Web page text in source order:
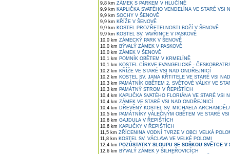
9,8 km ZÁMEK S PARKEM V HLUČÍNĚ
9,9 km KAPLIČKA SVATÉHO VENDELÍNA VE STARÉ VSI
9,9 km SOCHY V ŠENOVĚ
9,9 km KŘÍŽE V ŠENOVĚ
9,9 km KOSTEL PROZŘETELNOSTI BOŽÍ V ŠENOVĚ
9,9 km KOSTEL SV. VAVŘINCE V PASKOVĚ
10,0 km ZÁMECKÝ PARK V ŠENOVĚ
10,0 km BÝVALÝ ZÁMEK V PASKOVĚ
10,0 km ZÁMEK V ŠENOVĚ
10,1 km POMNÍK OBĚTEM V KRMELÍNĚ
10,1 km KOSTEL CÍRKVE EVANGELICKÉ -
10,2 km KŘÍŽE VE STARÉ VSI NAD ONDŘEJNICÍ
10,2 km KOSTEL SV. JANA KŘTITELE VE STARÉ VSI
10,3 km PAMÁTNÍK OBĚTEM 2. SVĚTOVÉ VÁLKY VE
10,3 km PAMÁTNÝ STROM V ŘEPIŠTÍCH
10,4 km KAPLIČKA SVATÉHO FLORIÁNA VE STARÉ VSI
10,4 km ZÁMEK VE STARÉ VSI NAD ONDŘEJNICÍ
10,4 km DŘEVĚNÝ KOSTEL SV. MICHAELA
10,5 km PAMÁTNÍKY VÁLEČNÝM OBĚTEM VE STARÉ
10,6 km GAJDULA V ŘEPIŠTÍCH
10,6 km KAPLIČKY V ŘEPIŠTÍCH
11,5 km ZŘÍCENINA VODNÍ TVRZE V OBCI VELKÁ
11,8 km KOSTEL SV. VÁCLAVA VE VELKÉ POLOMI
12,4 km POZŮSTATKY SLOUPU SE SOŠKOU SVĚTCE V
12,6 km BÝVALÝ ZÁMEK V ŠILHEŘOVICÍCH